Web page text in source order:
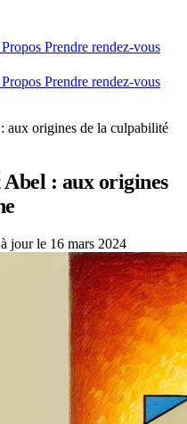
Prendre rendez-vous
Prendre rendez-vous
aux origines de la culpabilité
: aux origines
jour le 16 mars 2024